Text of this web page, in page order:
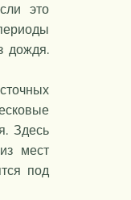
это
дождя.
Здесь
мест
под